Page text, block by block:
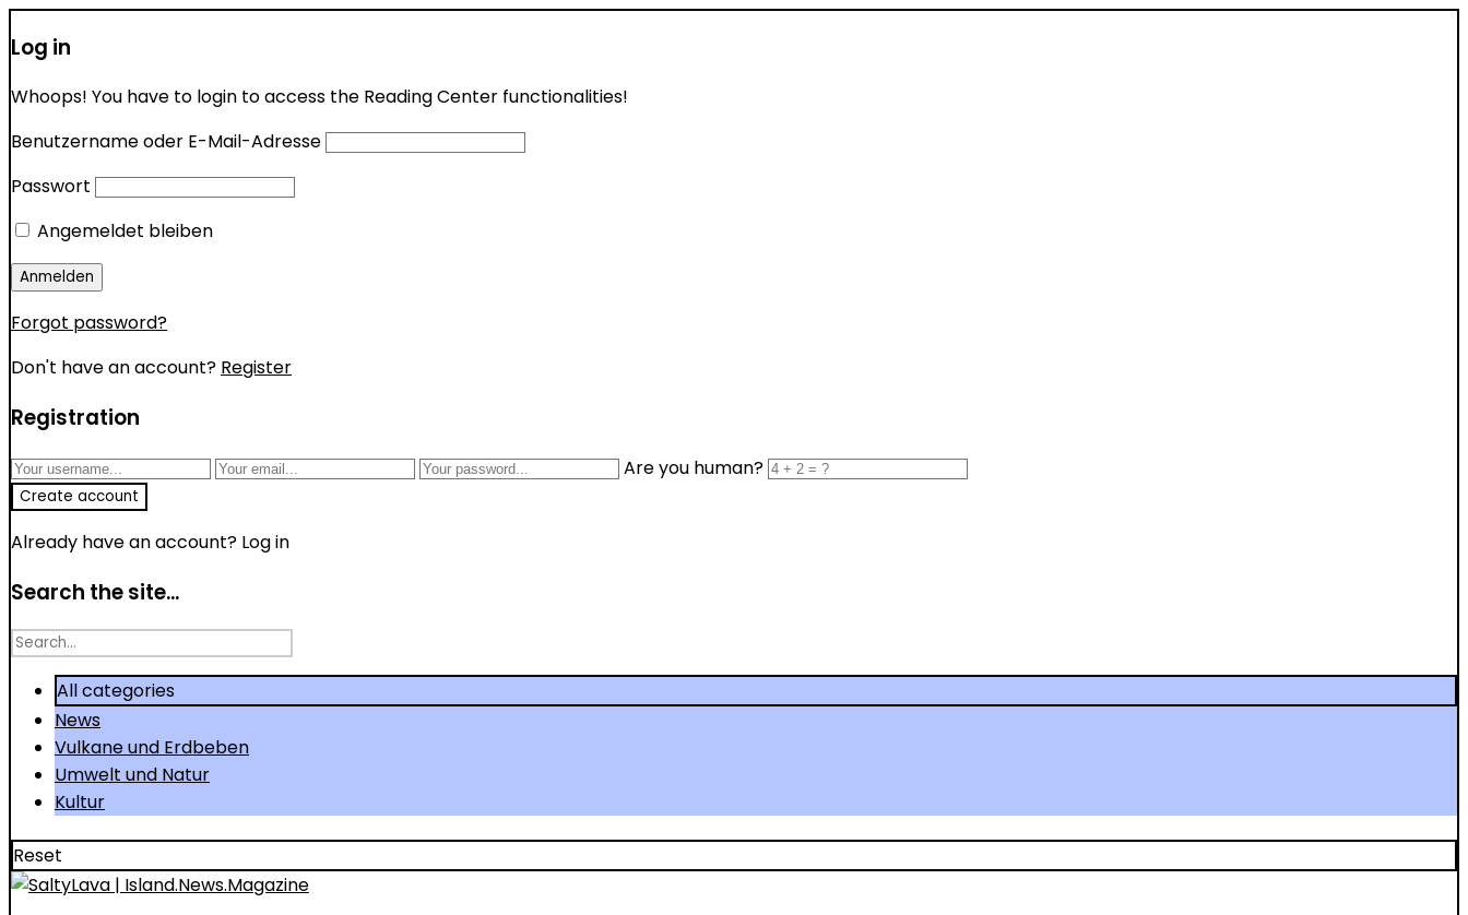
Log in
Whoops! You have to login to access the Reading Center functionalities!
Benutzername oder E-Mail-Adresse
Passwort
Angemeldet bleiben
Forgot password?
Don't have an account? Register
Registration
Are you human?
Already have an account? Log in
Search the site...
Search
All categories
News
Vulkane und Erdbeben
Umwelt und Natur
Kultur
Reset